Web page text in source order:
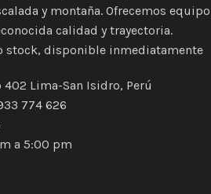
y montaña. Ofrecemos equipo
calidad y trayectoria.
stock, disponible inmediatamente
402 Lima-San Isidro, Perú
774 626
a 5:00 pm